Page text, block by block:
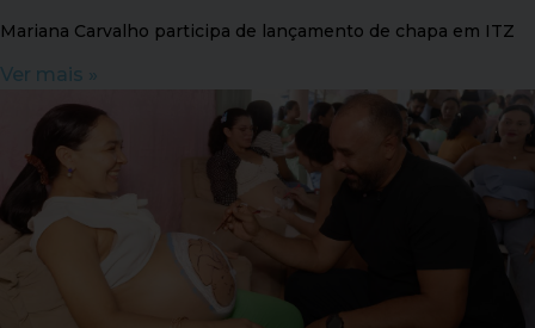
Mariana Carvalho participa de lançamento de chapa em ITZ
Ver mais »